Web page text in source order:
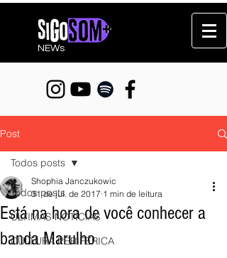
NEWs
Post
Todos posts
ÚLTIMAS NOTÍCIAS
CULTURA PERIFÉRICA
Todos posts
Está na hora de você conhecer a
banda Marulho
Shophia Janczukowic
31 de jul. de 2017 1 min de leitura